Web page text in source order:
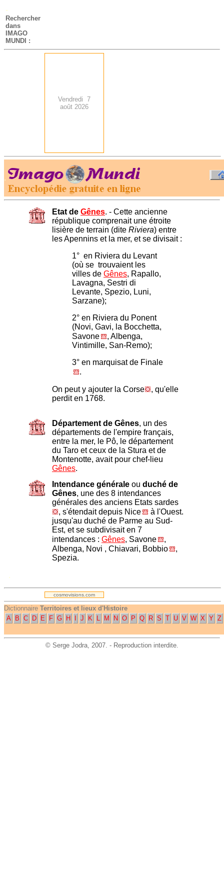
-
Rechercher
dans
IMAGO
MUNDI :
Vendredi 7
août 2026
.
Etat de Gênes. - Cette ancienne
république comprenait une étroite
lisière de terrain (dite Riviera) entre
les Apennins et la mer, et se divisait :
1° en Riviera du Levant
(où se trouvaient les
villes de Gênes, Rapallo,
Lavagna, Sestri di
Levante, Spezio, Luni,
Sarzane);
2° en Riviera du Ponent
(Novi, Gavi, la Bocchetta,
Savone
, Albenga,
Vintimille, San-Remo);
3° en marquisat de Finale
.
On peut y ajouter la Corse
, qu'elle
perdit en 1768.
Département de Gênes, un des
départements de l'empire français,
entre la mer, le Pô, le département
du Taro et ceux de la Stura et de
Montenotte, avait pour chef-lieu
Gênes.
Intendance générale ou duché de
Gênes, une des 8 intendances
générales des anciens Etats sardes
, s'étendait depuis Nice
à l'Ouest.
jusqu'au duché de Parme au Sud-
Est, et se subdivisait en 7
intendances : Gênes, Savone
,
Albenga, Novi , Chiavari, Bobbio
,
Spezia.
.
cosmovisions.com
Dictionnaire Territoires et lieux d'Histoire
A
B C D E F G H J K L M N O P Q R S T U V W X Y Z
© Serge Jodra, 2007. - Reproduction interdite.